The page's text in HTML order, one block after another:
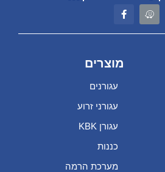
מוצרים
עגורנים
עגורני זרוע
עגורן KBK
כננות
מערכת הרמה